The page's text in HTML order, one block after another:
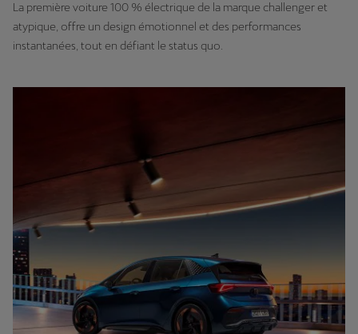
La première voiture 100 % électrique de la marque challenger et
atypique, offre un design émotionnel et des performances
instantanées, tout en défiant le status quo.